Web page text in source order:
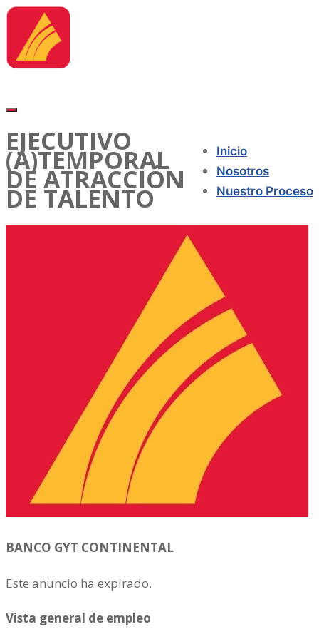
Inicio
Nosotros
Nuestro Proceso
EJECUTIVO
(A)TEMPORAL
DE ATRACCIÓN
DE TALENTO
BANCO GYT CONTINENTAL
Este anuncio ha expirado.
Vista general de empleo